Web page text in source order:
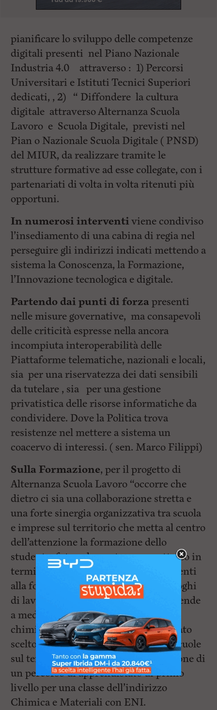
pianificare lo sviluppo delle competenze
digitali presenti nel Piano Nazionale
Industria 4.0 attraverso : 1) Percorsi
Universitari e Istituti Tecnici Superiori
dedicati, , 2) “ Diffondere la cultura
digitale attraverso Alternanza Scuola
Lavoro e Scuola Digitale, previsti nel
Pian o Nazionale Scuola Digitale ( PNSD)
del MIUR, da realizzare tramite le
strutture formative ad esse collegate, con i
partenariati di volta in volta ritenuti più
opportuni.
In numerosi interventiviene condiviso
l’insediamento di una cabina di regia nel
perseguire gli indirizzi indicati mettendo a
sistema la Conoscenza, la Formazione,
l’Innovazione tecnologica e digitale.
Partendo dai punti di forzapresenti
nelle misure governative, ma consapevoli
delle criticità espresse nella ancora
incompiuta interoperabilità delle
Piattaforme telematiche, nazionali e locali,
sia per una riservatezza dei dati sensibili
da tutelare , sia per una gestione
privatistica delle risorse informatiche da
condividere. Dove la Politica trova
resistenze nel mettere a sistema un
coacervo di interessi. ( sen. Marco Filippi)
Sulla Formazione, per il progetto di
Alternanza Scuola Lavoro “occorre che
dietro ci sia una collaborazione stretta e
una forte sinergia organizzativa tra scuola
e imprese sul territorio che metta al centro
dell’attenzione la formazione dello
studente, futuro lavoratore, soprattutto in
termini di sicurezza. siamo molto attenti
alla formazione sulla sicurezza nei luoghi
di lavoro anche in caso di stage in aziende
a medio e alto rischio ( meccanico,
chimico e biologico). ITIS Galilei è stato
scelto dal MIUR, insieme ad altre 4 scuole
sul territorio nazionale, per l’attivazione di
un percorso di apprendistato di primo
livello per una classe dell’indirizzo
Chimica e Materiali con ENI.